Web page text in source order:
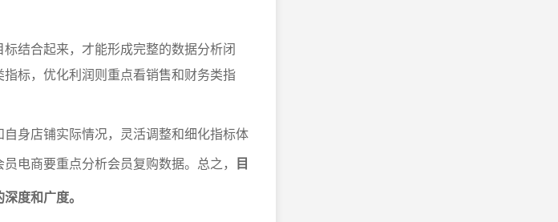
结合起来，才能形成完整的数据分析闭
标，优化利润则重点看销售和财务类指
身店铺实际情况，灵活调整和细化指标体
电商要重点分析会员复购数据。总之， 目
度和广度。